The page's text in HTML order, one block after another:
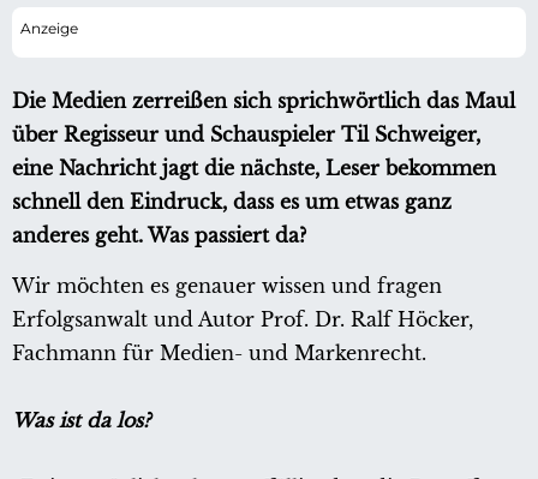
Die Medien zerreißen sich sprichwörtlich das Maul
über Regisseur und Schauspieler Til Schweiger,
eine Nachricht jagt die nächste, Leser bekommen
schnell den Eindruck, dass es um etwas ganz
anderes geht. Was passiert da?
Wir möchten es genauer wissen und fragen
Erfolgsanwalt und Autor Prof. Dr. Ralf Höcker,
Fachmann für Medien- und Markenrecht.
Was ist da los?